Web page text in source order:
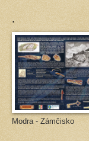
.
Modra - Zámčisko